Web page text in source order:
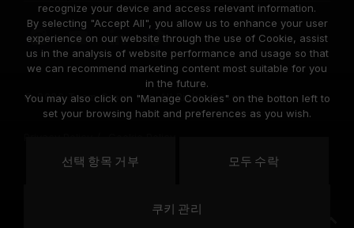
© 2026 Team Group Inc. All Rights Reserved.
United
recognize your device and access relevant information.
By selecting "Accept All", you allow us to enhance your user
experience on our website through the use of Cookie, assist
us in the analysis of website performance and usage so that
we can recommend marketing content most suitable for you
in the future.
You may also click on "Manage Cookies" on the botton left to
set your browsing habit and preferences as you wish.
선택 항목 거부 모두 수락
쿠키 관리